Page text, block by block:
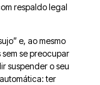
respaldo legal
e, ao mesmo
se preocupar
suspender o seu
ter